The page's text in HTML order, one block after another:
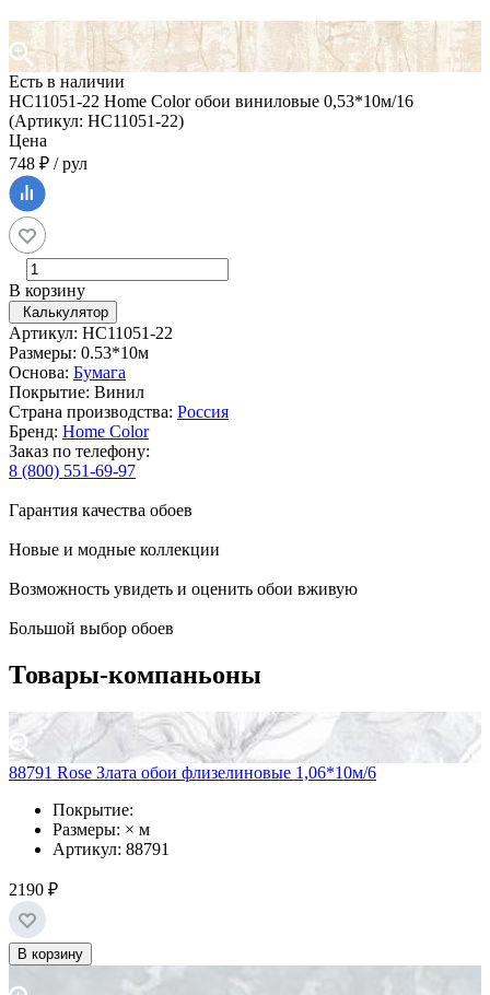
Есть в наличии
HC11051-22 Home Color обои виниловые 0,53*10м/16
(Артикул: HC11051-22)
Цена
748 ₽ / рул
В корзину
Калькулятор
Артикул: HC11051-22
Размеры: 0.53*10м
Основа: Бумага
Покрытие: Винил
Страна производства: Россия
Бренд: Home Color
Заказ по телефону:
8 (800) 551-69-97
Гарантия качества обоев
Новые и модные коллекции
Возможность увидеть и оценить обои вживую
Большой выбор обоев
Товары-компаньоны
88791 Rose Злата обои флизелиновые 1,06*10м/6
Покрытие:
Размеры: × м
Артикул: 88791
2190 ₽
В корзину